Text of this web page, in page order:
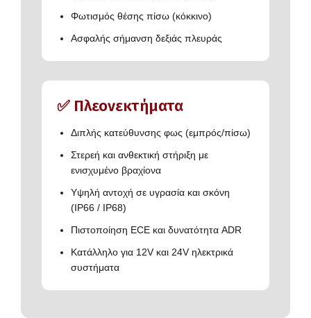
Φωτισμός θέσης πίσω (κόκκινο)
Ασφαλής σήμανση δεξιάς πλευράς
✅ Πλεονεκτήματα
Διπλής κατεύθυνσης φως (εμπρός/πίσω)
Στερεή και ανθεκτική στήριξη με
ενισχυμένο βραχίονα
Υψηλή αντοχή σε υγρασία και σκόνη
(IP66 / IP68)
Πιστοποίηση ECE και δυνατότητα ADR
Κατάλληλο για 12V και 24V ηλεκτρικά
συστήματα